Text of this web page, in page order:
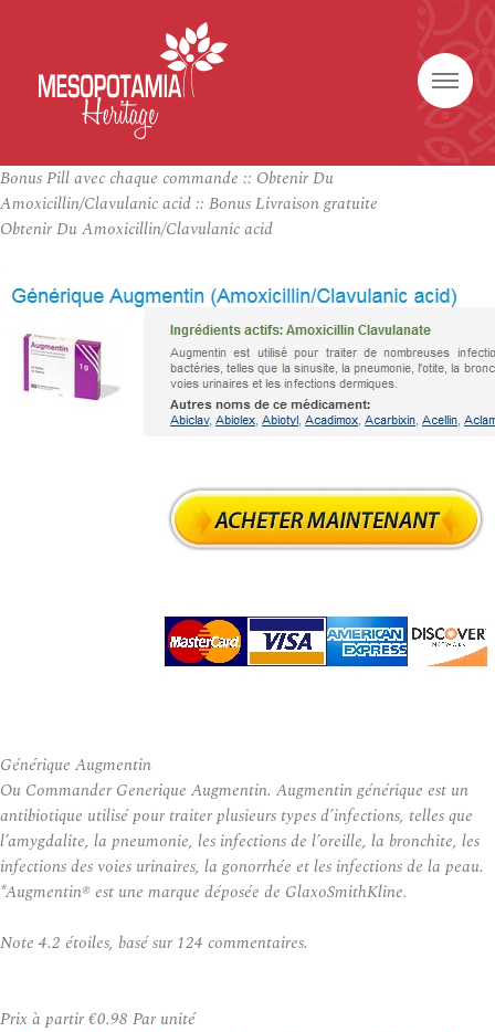
Bonus Pill avec chaque commande :: Obtenir Du
Amoxicillin/Clavulanic acid :: Bonus Livraison gratuite
Obtenir Du Amoxicillin/Clavulanic acid
Générique Augmentin
Ou Commander Generique Augmentin. Augmentin générique est un
antibiotique utilisé pour traiter plusieurs types d’infections, telles que
l’amygdalite, la pneumonie, les infections de l’oreille, la bronchite, les
infections des voies urinaires, la gonorrhée et les infections de la peau.
*Augmentin® est une marque déposée de GlaxoSmithKline.
Note 4.2 étoiles, basé sur 124 commentaires.
Prix à partir€0.98 Par unité